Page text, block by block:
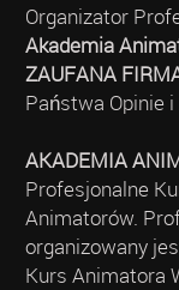
Organizator
Akademia
ZAUFANA
Państwa Opinie
AKADEMIA
Profesjonalne
Animatorów.
organizowany
Kurs Animatora